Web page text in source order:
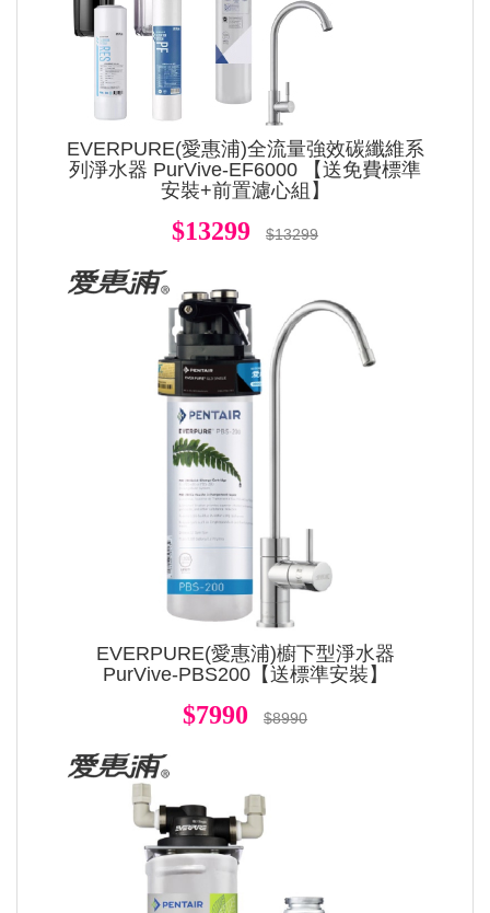
EVERPURE(愛惠浦)全流量強效碳纖維系
列淨水器 PurVive-EF6000 【送免費標準
安裝+前置濾心組】
$13299 $13299
EVERPURE(愛惠浦)櫥下型淨水器
PurVive-PBS200【送標準安裝】
$7990 $8990